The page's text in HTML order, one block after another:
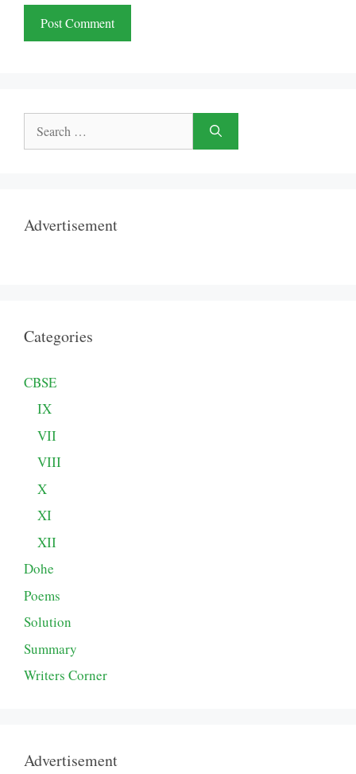
for:
Advertisement
Categories
CBSE
IX
VII
VIII
X
XI
XII
Dohe
Poems
Solution
Summary
Writers Corner
Advertisement